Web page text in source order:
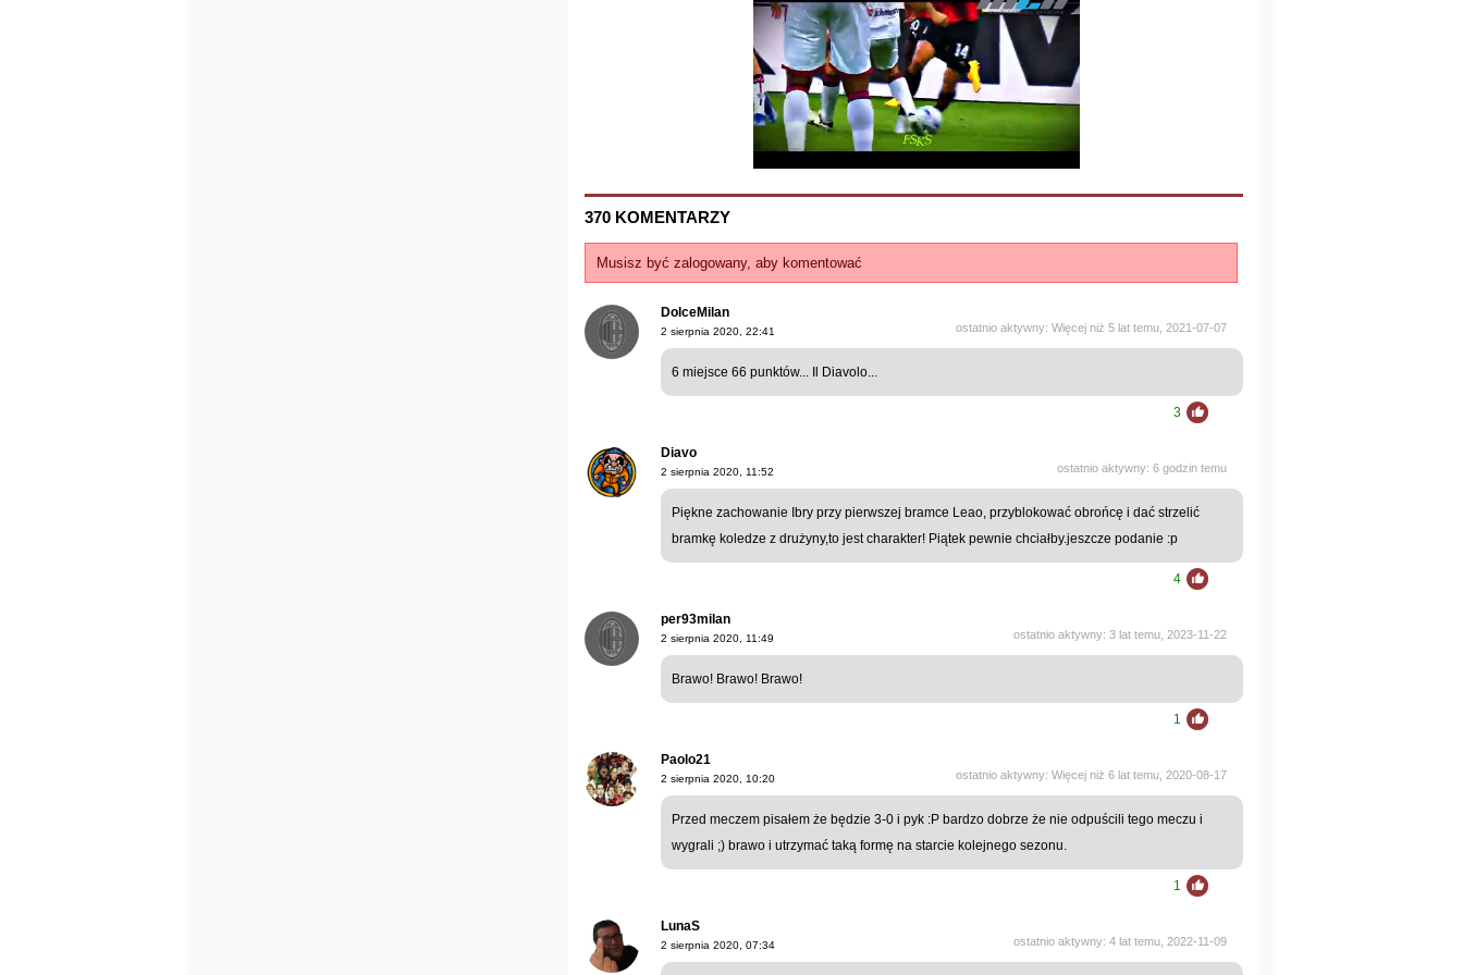
370 KOMENTARZY
Musisz być zalogowany, aby komentować
DolceMilan
ostatnio aktywny: Więcej niż 5 lat temu, 2021-07-07
2 sierpnia 2020, 22:41
6 miejsce 66 punktów... Il Diavolo...
3
Diavo
ostatnio aktywny: 6 godzin temu
2 sierpnia 2020, 11:52
Piękne zachowanie Ibry przy pierwszej bramce Leao, przyblokować obrońcę i dać strzelić
bramkę koledze z drużyny,to jest charakter! Piątek pewnie chciałby.jeszcze podanie :p
4
per93milan
ostatnio aktywny: 3 lat temu, 2023-11-22
2 sierpnia 2020, 11:49
Brawo! Brawo! Brawo!
1
Paolo21
ostatnio aktywny: Więcej niż 6 lat temu, 2020-08-17
2 sierpnia 2020, 10:20
Przed meczem pisałem że będzie 3-0 i pyk :P bardzo dobrze że nie odpuścili tego meczu i
wygrali ;) brawo i utrzymać taką formę na starcie kolejnego sezonu.
1
LunaS
ostatnio aktywny: 4 lat temu, 2022-11-09
2 sierpnia 2020, 07:34